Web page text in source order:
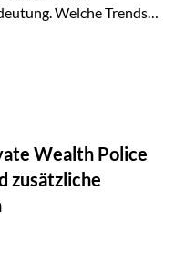
Welche Trends
KI verändern die
Abläufe und
die persönliche
individuelle Betreuung
kann
weiterhin im
Life reagieren…
Wealth Police
zusätzliche